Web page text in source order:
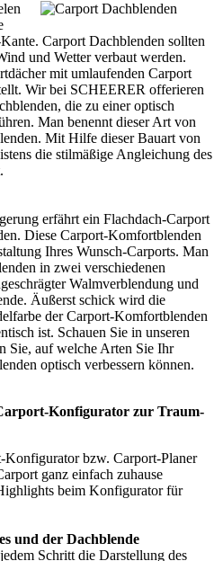
Carport Dachblenden sollten
und Wetter verbaut werden.
mit umlaufenden Carport
Wir bei SCHEERER offerieren
die zu einer optisch
Man benennt dieser Art von
Mit Hilfe dieser Bauart von
die stilmäßige Angleichung des
erfährt ein Flachdach-Carport
Diese Carport-Komfortblenden
Ihres Wunsch-Carports. Man
in zwei verschiedenen
Walmverblendung und
Äußerst schick wird die
der Carport-Komfortblenden
ist. Schauen Sie in unseren
Sie, auf welche Arten Sie Ihr
optisch verbessern können.
Konfigurator zur Traum-
Konfiguratorbzw. Carport-Planer
ganz einfach zuhause
beim Konfigurator für
und der Dachblende
Schritt die Darstellung des